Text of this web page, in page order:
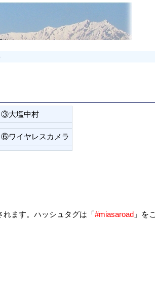
③大塩中村
⑥ワイヤレスカメラ
れます。ハッシュタグは「#miasaroad 」を